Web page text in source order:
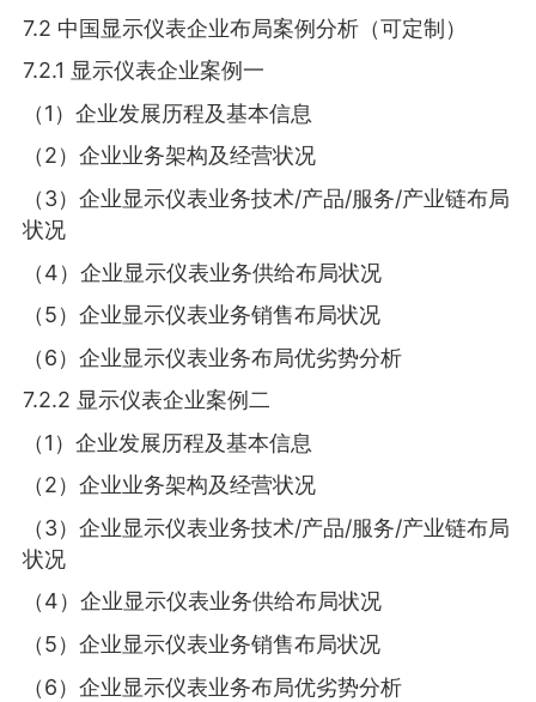
7.2 中国显示仪表企业布局案例分析（可定制）
7.2.1 显示仪表企业案例一
（1）企业发展历程及基本信息
（2）企业业务架构及经营状况
（3）企业显示仪表业务技术/产品/服务/产业链布局
状况
（4）企业显示仪表业务供给布局状况
（5）企业显示仪表业务销售布局状况
（6）企业显示仪表业务布局优劣势分析
7.2.2 显示仪表企业案例二
（1）企业发展历程及基本信息
（2）企业业务架构及经营状况
（3）企业显示仪表业务技术/产品/服务/产业链布局
状况
（4）企业显示仪表业务供给布局状况
（5）企业显示仪表业务销售布局状况
（6）企业显示仪表业务布局优劣势分析